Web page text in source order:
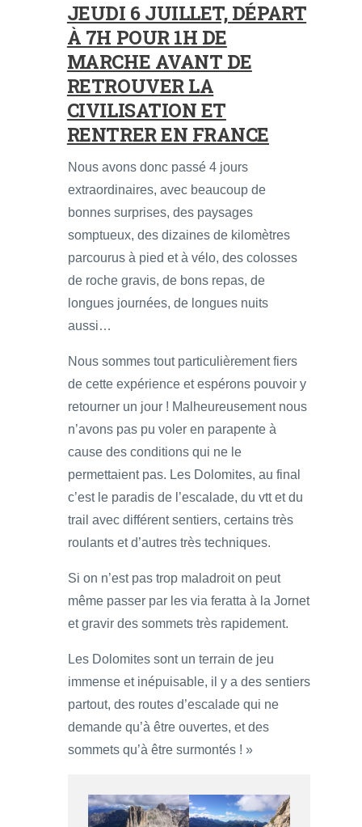
JEUDI 6 JUILLET, DÉPART
À 7H POUR 1H DE
MARCHE AVANT DE
RETROUVER LA
CIVILISATION ET
RENTRER EN FRANCE
Nous avons donc passé 4 jours
extraordinaires, avec beaucoup de
bonnes surprises, des paysages
somptueux, des dizaines de kilomètres
parcourus à pied et à vélo, des colosses
de roche gravis, de bons repas, de
longues journées, de longues nuits
aussi…
Nous sommes tout particulièrement fiers
de cette expérience et espérons pouvoir y
retourner un jour ! Malheureusement nous
n’avons pas pu voler en parapente à
cause des conditions qui ne le
permettaient pas. Les Dolomites, au final
c’est le paradis de l’escalade, du vtt et du
trail avec différent sentiers, certains très
roulants et d’autres très techniques.
Si on n’est pas trop maladroit on peut
même passer par les via feratta à la Jornet
et gravir des sommets très rapidement.
Les Dolomites sont un terrain de jeu
immense et inépuisable, il y a des sentiers
partout, des routes d’escalade qui ne
demande qu’à être ouvertes, et des
sommets qu’à être surmontés ! »